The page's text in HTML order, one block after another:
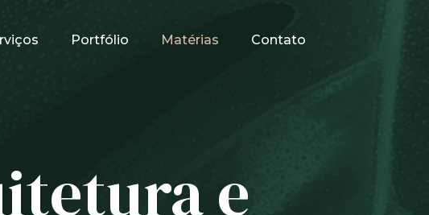
Portfólio Matérias Contato
e